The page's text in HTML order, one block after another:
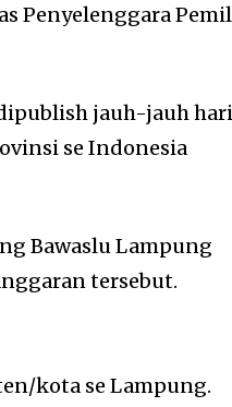
Penyelenggara
jauh-jauh
se Indonesia
Bawaslu Lampung
tersebut.
kota se Lampung.